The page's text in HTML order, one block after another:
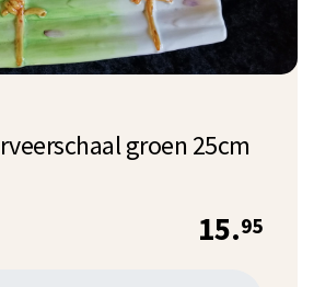
groen 25cm
15.95